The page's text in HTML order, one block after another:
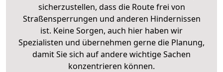
sicherzustellen, dass die Route frei von
Straßensperrungen und anderen Hindernissen
ist. Keine Sorgen, auch hier haben wir
Spezialisten und übernehmen gerne die Planung,
damit Sie sich auf andere wichtige Sachen
konzentrieren können.